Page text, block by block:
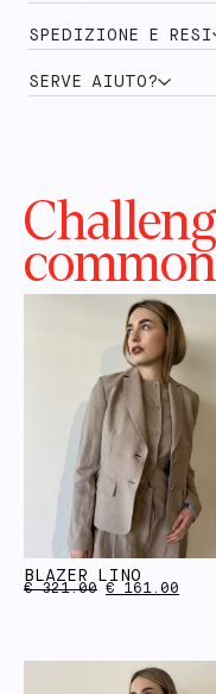
SPEDIZIONE E RESI
SERVE AIUTO?
common
BLAZER LINO
€321.00 € 161.00